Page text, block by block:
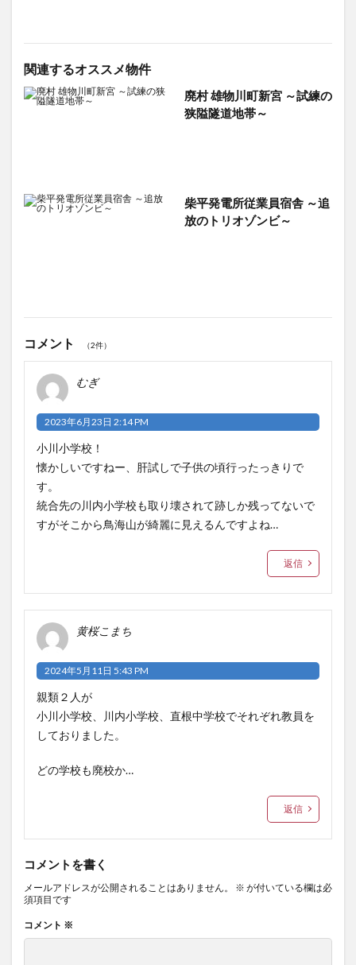
関連するオススメ物件
廃村 雄物川町新宮 ～試練の
狭隘隧道地帯～
柴平発電所従業員宿舎 ～追
放のトリオゾンビ～
コメント （2件）
むぎ
2023年6月23日 2:14 PM
小川小学校！
懐かしいですねー、肝試しで子供の頃行ったっきりで
す。
統合先の川内小学校も取り壊されて跡しか残ってないで
すがそこから鳥海山が綺麗に見えるんですよね…
返信
黄桜こまち
2024年5月11日 5:43 PM
親類２人が
小川小学校、川内小学校、直根中学校でそれぞれ教員を
しておりました。
どの学校も廃校か…
返信
コメントを書く
メールアドレスが公開されることはありません。 ※ が付いている欄は必
須項目です
コメント ※